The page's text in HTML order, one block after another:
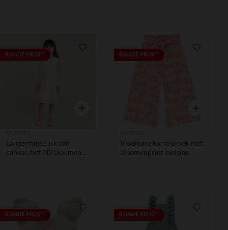
RONDE PRIJS** Verlanglijstje.
Snel overzicht
Langermige jurk van
canvas met 3D bloemen
RONDE PRIJS**
Snel
Vloeibare korte broek met
bloemenprint meisjes
RONDE PRIJS** Verlanglijstje.RONDE PRIJS**